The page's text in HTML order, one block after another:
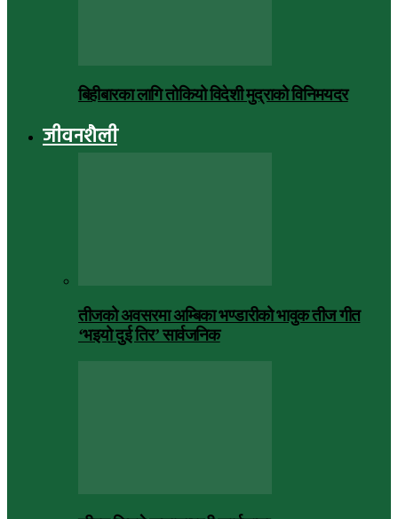
बिहीबारका लागि तोकियो विदेशी मुद्राको विनिमयदर
जीवनशैली
तीजको अवसरमा अम्बिका भण्डारीको भावुक तीज गीत
‘भइयो दुई तिर’ सार्वजनिक